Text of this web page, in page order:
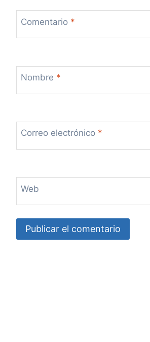
Comentario *
Nombre *
Correo electrónico *
Web